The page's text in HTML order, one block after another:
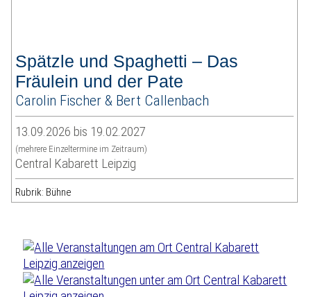
Spätzle und Spaghetti – Das
Fräulein und der Pate
Carolin Fischer & Bert Callenbach
13.09.2026 bis 19.02.2027
(mehrere Einzeltermine im Zeitraum)
Central Kabarett Leipzig
Rubrik: Bühne